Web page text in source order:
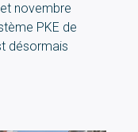
novembre
PKE de
désormais